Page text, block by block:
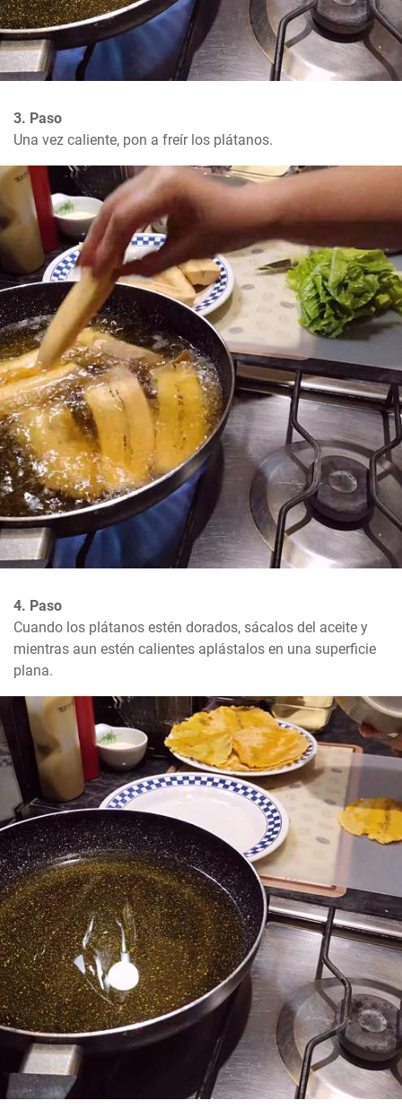
3. Paso
Una vez caliente, pon a freír los plátanos.
4. Paso
Cuando los plátanos estén dorados, sácalos del aceite y
mientras aun estén calientes aplástalos en una superficie
plana.